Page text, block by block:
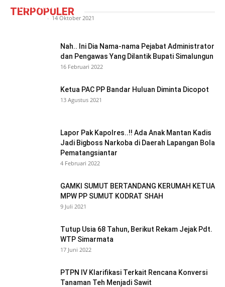
TERPOPULER
Pancasila
- 14 Oktober 2021
Nah.. Ini Dia Nama-nama Pejabat Administrator
dan Pengawas Yang Dilantik Bupati Simalungun
16 Februari 2022
Ketua PAC PP Bandar Huluan Diminta Dicopot
13 Agustus 2021
Lapor Pak Kapolres..!! Ada Anak Mantan Kadis
Jadi Bigboss Narkoba di Daerah Lapangan Bola
Pematangsiantar
4 Februari 2022
GAMKI SUMUT BERTANDANG KERUMAH KETUA
MPW PP SUMUT KODRAT SHAH
9 Juli 2021
Tutup Usia 68 Tahun, Berikut Rekam Jejak Pdt.
WTP Simarmata
17 Juni 2022
PTPN IV Klarifikasi Terkait Rencana Konversi
Tanaman Teh Menjadi Sawit